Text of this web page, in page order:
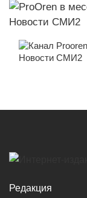
Новости СМИ2
Новости СМИ2
Редакция